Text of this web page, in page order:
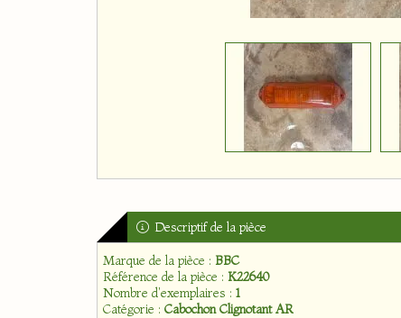
Descriptif de la pièce
Marque de la pièce : BBC
Référence de la pièce : K22640
Nombre d'exemplaires : 1
Catégorie : Cabochon Clignotant AR